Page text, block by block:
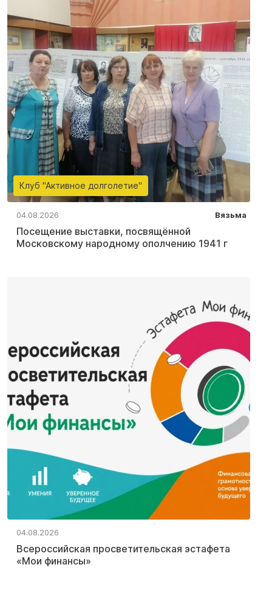
Клуб "Активное долголетие"
04.08.2026 Вязьма
Посещение выставки, посвящённой
Московскому народному ополчению 1941 г
04.08.2026
Всероссийская просветительская эстафета
«Мои финансы»